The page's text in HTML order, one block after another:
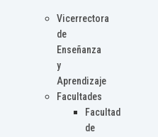
Vicerrectora
de
Enseñanza
y
Aprendizaje
Facultades
Facultad
de